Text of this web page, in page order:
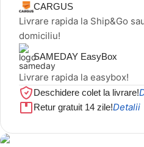
CARGUS
Livrare rapida la Ship&Go
domiciliu!
SAMEDAY EasyBox
Livrare rapida la easybox!
Deschidere colet la livrare!
Retur gratuit 14 zile!Detalii